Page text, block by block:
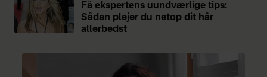
Få ekspertens uundværlige tips:
Sådan plejer du netop dit hår
allerbedst